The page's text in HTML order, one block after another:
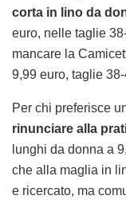
corta in lino da
euro, nelle taglie
mancare la
9,99 euro, taglie
Per chi preferisce
rinunciare alla
lunghi da donna a
che alla maglia in
e ricercato, ma